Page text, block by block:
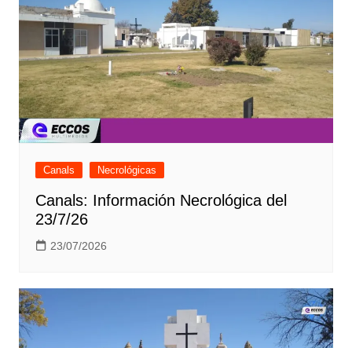
Canals Necrológicas
Canals: Información Necrológica del
23/7/26
23/07/2026